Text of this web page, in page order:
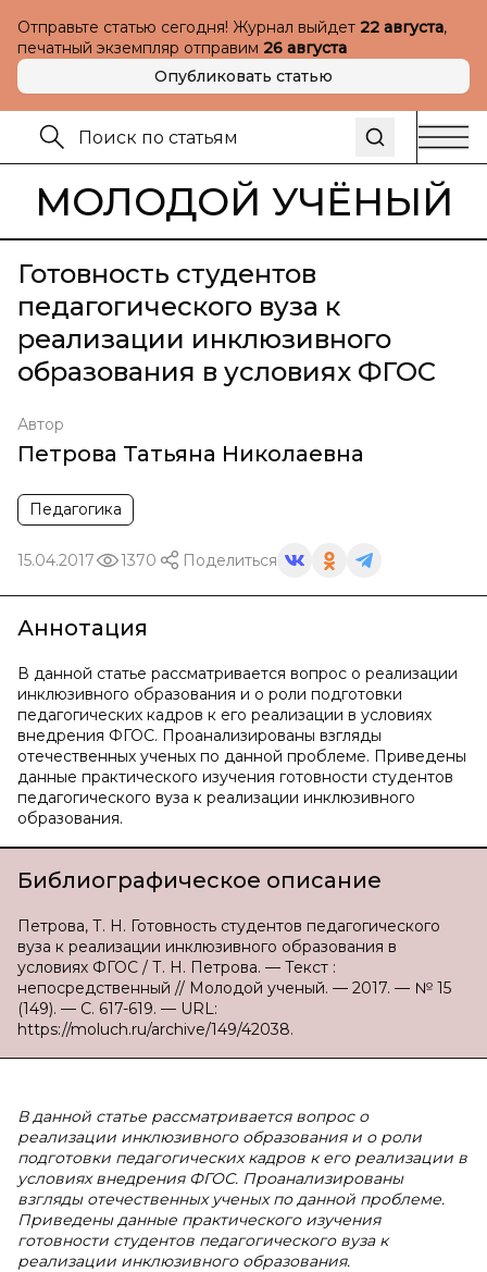
Отправьте статью сегодня! Журнал выйдет 22 августа,
печатный экземпляр отправим 26 августа
Опубликовать статью
МОЛОДОЙ УЧЁНЫЙ
Готовность студентов
педагогического вуза к
реализации инклюзивного
образования в условиях ФГОС
Автор
Петрова Татьяна Николаевна
Педагогика
15.04.2017 1370 Поделиться
Аннотация
В данной статье рассматривается вопрос о реализации
инклюзивного образования и о роли подготовки
педагогических кадров к его реализации в условиях
внедрения ФГОС. Проанализированы взгляды
отечественных ученых по данной проблеме. Приведены
данные практического изучения готовности студентов
педагогического вуза к реализации инклюзивного
образования.
Библиографическое описание
Петрова, Т. Н. Готовность студентов педагогического
вуза к реализации инклюзивного образования в
условиях ФГОС / Т. Н. Петрова. — Текст :
непосредственный // Молодой ученый. — 2017. — № 15
(149). — С. 617-619. — URL:
https://moluch.ru/archive/149/42038.
В данной статье рассматривается вопрос о
реализации инклюзивного образования и о роли
подготовки педагогических кадров к его реализации в
условиях внедрения ФГОС. Проанализированы
взгляды отечественных ученых по данной проблеме.
Приведены данные практического изучения
готовности студентов педагогического вуза к
реализации инклюзивного образования.